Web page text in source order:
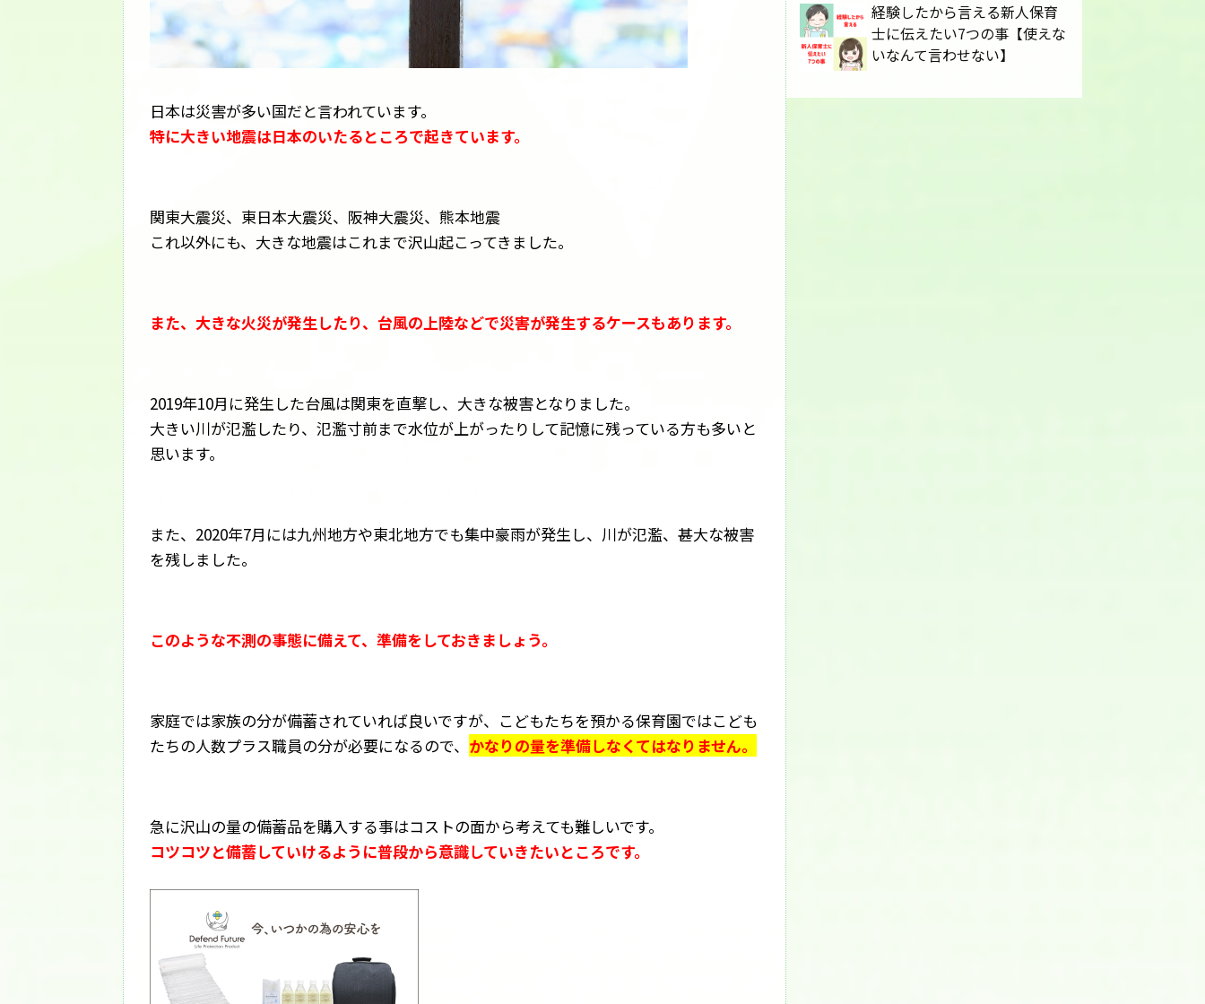
日本は災害が多い国だと言われています。
特に大きい地震は日本のいたるところで起きています。
関東大震災、東日本大震災、阪神大震災、熊本地震
これ以外にも、大きな地震はこれまで沢山起こってきました。
また、大きな火災が発生したり、台風の上陸などで災害が発生するケースもあります。
2019年10月に発生した台風は関東を直撃し、大きな被害となりました。
大きい川が氾濫したり、氾濫寸前まで水位が上がったりして記憶に残っている方も多いと
思います。
また、2020年7月には九州地方や東北地方でも集中豪雨が発生し、川が氾濫、甚大な被害
を残しました。
このような不測の事態に備えて、準備をしておきましょう。
家庭では家族の分が備蓄されていれば良いですが、こどもたちを預かる保育園ではこども
たちの人数プラス職員の分が必要になるので、 かなりの量を準備しなくてはなりません。
急に沢山の量の備蓄品を購入する事はコストの面から考えても難しいです。
コツコツと備蓄していけるように普段から意識していきたいところです。
経験したから言える新人保育
士に伝えたい7つの事【使えな
いなんて言わせない】